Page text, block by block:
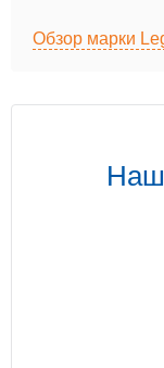
Обзор марки